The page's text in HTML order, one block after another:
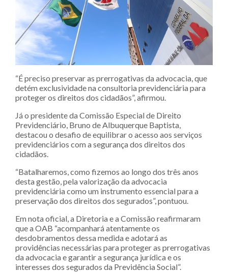
“É preciso preservar as prerrogativas da advocacia, que
detém exclusividade na consultoria previdenciária para
proteger os direitos dos cidadãos”, afirmou.
Já o presidente da Comissão Especial de Direito
Previdenciário, Bruno de Albuquerque Baptista,
destacou o desafio de equilibrar o acesso aos serviços
previdenciários com a segurança dos direitos dos
cidadãos.
“Batalharemos, como fizemos ao longo dos três anos
desta gestão, pela valorização da advocacia
previdenciária como um instrumento essencial para a
preservação dos direitos dos segurados”, pontuou.
Em nota oficial, a Diretoria e a Comissão reafirmaram
que a OAB “acompanhará atentamente os
desdobramentos dessa medida e adotará as
providências necessárias para proteger as prerrogativas
da advocacia e garantir a segurança jurídica e os
interesses dos segurados da Previdência Social”.